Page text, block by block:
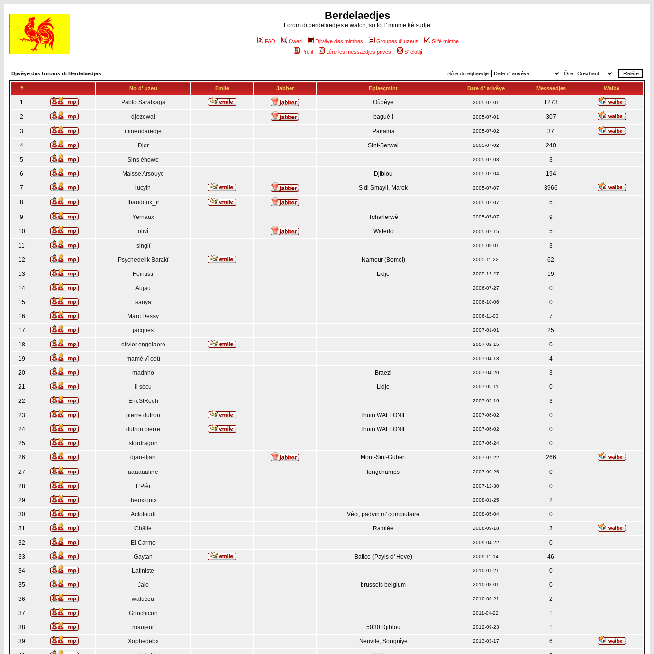
Berdelaedjes
Forom di berdelaedjes e walon, so tot l' minme ké sudjet
FAQ Cweri Djivêye des mimbes Groupes d' uzeus
Si fé mimbe
Profil
Lére les messaedjes privés S' elodjî
Djivêye des foroms di Berdelaedjes Sôre di relijhaedje: Ôre
# No d' uzeu Emile Jabber Eplaeçmint Date d' arivêye Messaedjes Waibe
1 Pablo Saratxaga Oûpêye 2005-07-01 1273
2 djozewal bagué ! 2005-07-01 307
3 mineudaredje Panama 2005-07-02 37
4 Djor Sint-Serwai 2005-07-02 240
5 Sins èhowe 2005-07-03 3
6 Maisse Arsouye Djiblou 2005-07-04 194
7 lucyin Sidi Smayil, Marok 2005-07-07 3966
8 fbaudoux_ir 2005-07-07 5
9 Yernaux Tcharlerwè 2005-07-07 9
10 olivî Waterlo 2005-07-15 5
11 singlî 2005-09-01 3
12 Psychedelik Barakî Nameur (Bomel) 2005-11-22 62
13 Feintisti Lidje 2005-12-27 19
14 Aujau 2006-07-27 0
15 sanya 2006-10-06 0
16 Marc Dessy 2006-11-03 7
17 jacques 2007-01-01 25
18 olivier.engelaere 2007-02-15 0
19 mamé vî coû 2007-04-18 4
20 madnho Braezi 2007-04-20 3
21 li sécu Lidje 2007-05-11 0
22 EricStRoch 2007-05-16 3
23 pierre dutron Thuin WALLONIE 2007-06-02 0
24 dutron pierre Thuin WALLONIE 2007-06-02 0
25 stordragon 2007-06-24 0
26 djan-djan Mont-Sint-Gubert 2007-07-22 266
27 aaaaaaline longchamps 2007-09-26 0
28 L'Pièr 2007-12-30 0
29 theuxtonix 2008-01-25 2
30 Aclotoudi Véci, padvin m' compiutaire 2008-05-04 0
31 Châlle Ramiée 2008-09-18 3
32 El Carmo 2009-04-22 0
33 Gaytan Batice (Payis d' Heve) 2009-11-14 46
34 Latiniste 2010-01-21 0
35 Jaio brussels belgium 2010-08-01 0
36 waluceu 2010-08-21 2
37 Grinchicon 2011-04-22 1
38 maujeni 5030 Djiblou 2012-09-23 1
39 Xophedebx Neuvile, Sougnîye 2013-03-17 6